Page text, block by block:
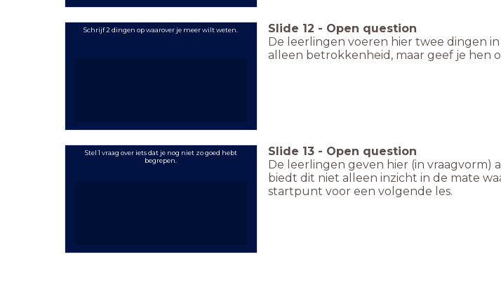
Schrijf 2 dingen op waarover je meer wilt weten. Slide 12 - Open question
De leerlingen voeren hier twee dingen
alleen betrokkenheid, maar geef je hen
Stel 1 vraag over iets dat je nog niet zo goed hebt
begrepen.
Slide 13 - Open question
De leerlingen geven hier (in vraagvorm)
biedt dit niet alleen inzicht in de mate
startpunt voor een volgende les.